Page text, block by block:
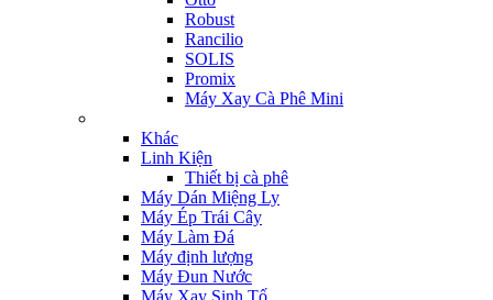
Robust
Rancilio
SOLIS
Promix
Máy Xay Cà Phê Mini
Khác
Linh Kiện
Thiết bị cà phê
Máy Dán Miệng Ly
Máy Ép Trái Cây
Máy Làm Đá
Máy định lượng
Máy Đun Nước